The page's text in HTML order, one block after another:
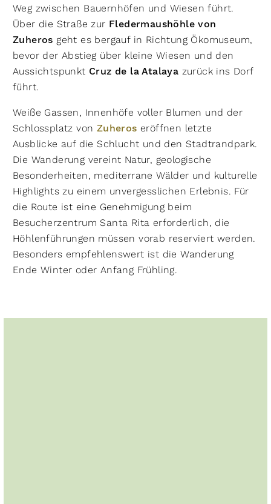
Weg zwischen Bauernhöfen und Wiesen führt.
Über die Straße zur Fledermaushöhle von
Zuheros geht es bergauf in Richtung Ökomuseum,
bevor der Abstieg über kleine Wiesen und den
Aussichtspunkt Cruz de la Atalaya zurück ins Dorf
führt.
Weiße Gassen, Innenhöfe voller Blumen und der
Schlossplatz von Zuheros eröffnen letzte
Ausblicke auf die Schlucht und den Stadtrandpark.
Die Wanderung vereint Natur, geologische
Besonderheiten, mediterrane Wälder und kulturelle
Highlights zu einem unvergesslichen Erlebnis. Für
die Route ist eine Genehmigung beim
Besucherzentrum Santa Rita erforderlich, die
Höhlenführungen müssen vorab reserviert werden.
Besonders empfehlenswert ist die Wanderung
Ende Winter oder Anfang Frühling.